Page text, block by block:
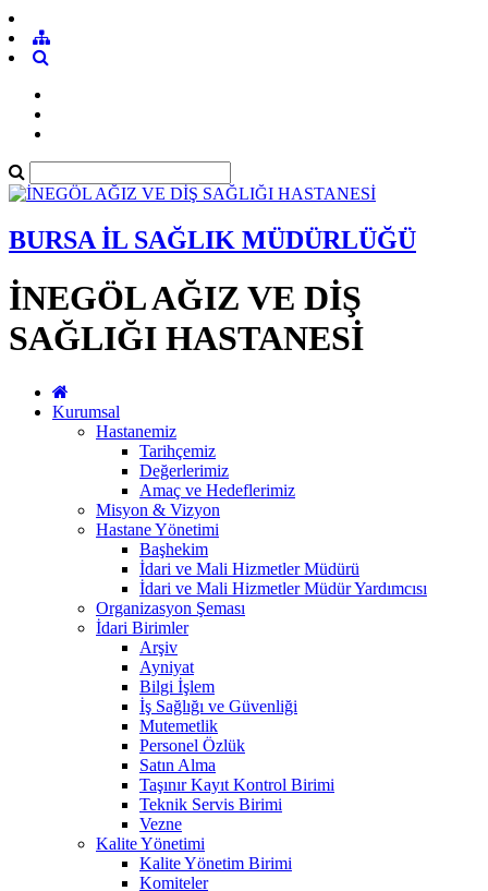
BURSA İL SAĞLIK MÜDÜRLÜĞÜ
İNEGÖL AĞIZ VE DİŞ
SAĞLIĞI HASTANESİ
Kurumsal
Hastanemiz
Tarihçemiz
Değerlerimiz
Amaç ve Hedeflerimiz
Misyon & Vizyon
Hastane Yönetimi
Başhekim
İdari ve Mali Hizmetler Müdürü
İdari ve Mali Hizmetler Müdür Yardımcısı
Organizasyon Şeması
İdari Birimler
Arşiv
Ayniyat
Bilgi İşlem
İş Sağlığı ve Güvenliği
Mutemetlik
Personel Özlük
Satın Alma
Taşınır Kayıt Kontrol Birimi
Teknik Servis Birimi
Vezne
Kalite Yönetimi
Kalite Yönetim Birimi
Komiteler